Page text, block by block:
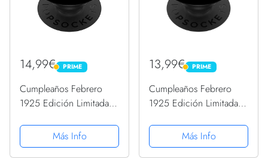
14,99€ PRIME
PRIME
Cumpleaños Febrero
1925 Edición Limitada
PopSockets PopGrip
Intercambiable
Más Info
13,99€ PRIME
PRIME
Cumpleaños Febrero
1925 Edición Limitada
PopSockets PopGrip
Intercambiable
Más Info